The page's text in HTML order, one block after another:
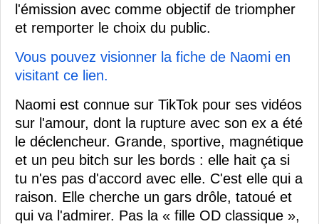
l'émission avec comme objectif de triompher
et remporter le choix du public.
Vous pouvez visionner la fiche de Naomi en
visitant ce lien.
Naomi est connue sur TikTok pour ses vidéos
sur l'amour, dont la rupture avec son ex a été
le déclencheur. Grande, sportive, magnétique
et un peu bitch sur les bords : elle hait ça si
tu n'es pas d'accord avec elle. C'est elle qui a
raison. Elle cherche un gars drôle, tatoué et
qui va l'admirer. Pas la « fille OD classique »,